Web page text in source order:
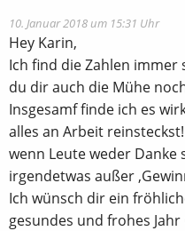
10. Januar 2018 um 15:31 Uhr
Hey Karin,
Ich find die Zahlen immer
du dir auch die Mühe
Insgesamf finde ich es
alles an Arbeit
wenn Leute weder Danke
irgendetwas außer
Ich wünsch dir ein
gesundes und frohes Jahr